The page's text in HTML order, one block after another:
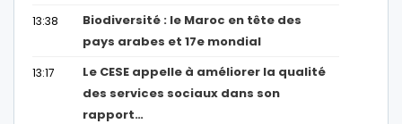
13:38
Biodiversité : le Maroc en tête des
pays arabes et 17e mondial
13:17
Le CESE appelle à améliorer la qualité
des services sociaux dans son
rapport…